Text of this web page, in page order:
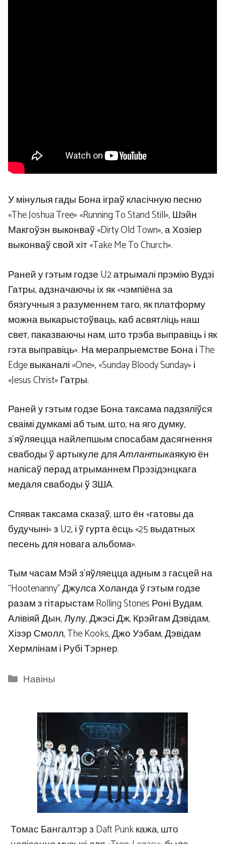
У мінулыя гады Бона іграў класічную песню
«The Joshua Tree» «Running To Stand Still», Шэйн
Макгоўэн выконваў «Dirty Old Town», а Хозіер
выконваў свой хіт «Take Me To Church».
Раней у гэтым годзе U2 атрымалі прэмію Вудзі
Гатры, адзначаючы іх як «чэмпіёна за
бязгучныя з разуменнем таго, як платформу
можна выкарыстоўваць, каб асвятліць наш
свет, паказваючы нам, што трэба выправіць і як
гэта выправіць». На мерапрыемстве Бона і The
Edge выканалі «One», «Sunday Bloody Sunday» і
«Jesus Christ» Гатры.
Раней у гэтым годзе Бона таксама падзяліўся
сваімі думкамі аб тым, што, на яго думку,
з’яўляецца найлепшым спосабам дасягнення
свабоды ў артыкуле дляАтлантыкаякую ён
напісаў перад атрыманнем Прэзідэнцкага
медаля свабоды ў ЗША.
Спявак таксама сказаў, што ён «гатовы да
будучыні» з U2, і ў гурта ёсць «25 выдатных
песень для новага альбома».
Тым часам Мэй з’яўляецца адным з гасцей на
“Hootenanny” Джулса Холанда ў гэтым годзе
разам з гітарыстам Rolling Stones Роні Вудам,
Алівіяй Дын, Лулу, Джэсі Дж, Крэйгам Дэвідам,
Хізэр Смолл, The Kooks, Джо Уэбам, Дэвідам
Хермлінам і Рубі Тэрнер.
Categories
Навіны
Томас Бангалтэр з Daft Punk кажа, што